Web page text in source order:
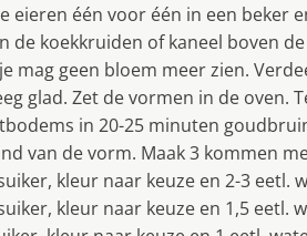
eieren één voor één in een beker
de koekkruiden of kaneel boven
mag geen bloem meer zien.
glad. Zet de vormen in de oven.
in 20-25 minuten
van de vorm. Maak 3 kommen
kleur naar keuze en 2-3 eetl.
kleur naar keuze en 1,5 eetl.